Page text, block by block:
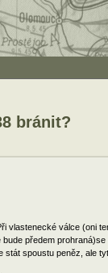
bránit?
vlastenecké válce (oni
předem
spoustu peněz, ale